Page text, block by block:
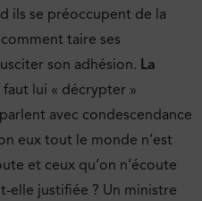
ils se préoccupent de la
taire ses
son adhésion. La
faut lui « décrypter »
avec condescendance
eux tout le monde n’est
et ceux qu’on n’écoute
elle justifiée ? Un ministre